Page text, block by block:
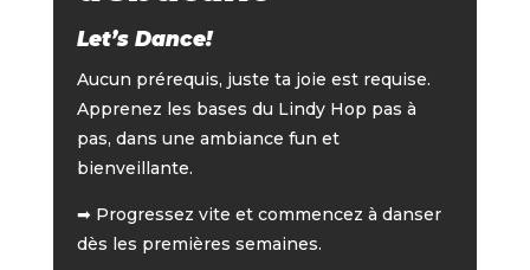
Let’s Dance!
Aucun prérequis, juste ta joie est requise.
Apprenez les bases du Lindy Hop pas à
pas, dans une ambiance fun et
bienveillante.
➡ Progressez vite et commencez à danser
dès les premières semaines.